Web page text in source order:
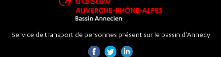
Service de transport de personnes présent sur le bassin d'Annecy